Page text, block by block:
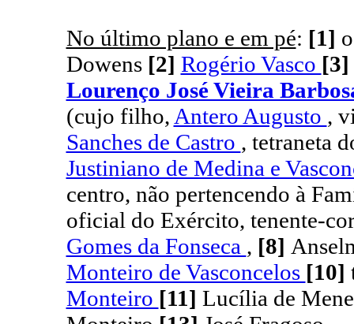
No último plano e em pé: [1]
Dowens [2] Rogério Vasco [3]
Lourenço José Vieira
(cujo filho, Antero Augusto ,
Sanches de Castro , tetraneta
Justiniano de Medina e
centro, não pertencendo à
oficial do Exército, tenente-
Gomes da Fonseca , [8]
Monteiro de Vasconcelos [10]
Monteiro [11] Lucília de